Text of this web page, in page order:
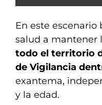
En este escenario
salud a mantener
todo el territorio
de Vigilancia
exantema,
y la edad.